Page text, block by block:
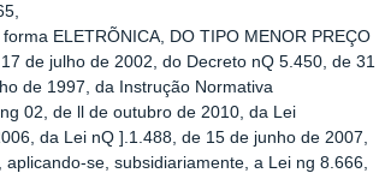
ELETRÕNICA, DO TIPO MENOR PREÇO
de julho de 2002, do Decreto nQ 5.450, de 31
de 1997, da Instrução Normativa
02, de ll de outubro de 2010, da Lei
da Lei nQ ].1.488, de 15 de junho de 2007,
se, subsidiariamente, a Lei ng 8.666,